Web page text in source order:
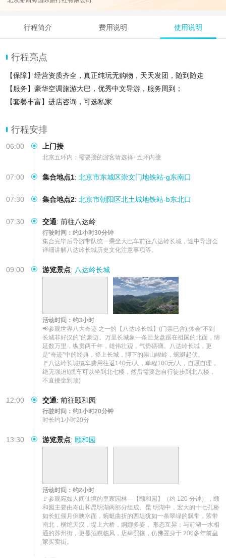
行程简介 费用说明 使用说明
行程亮点
【保障】经营资质齐全，真正纯玩无购物，天天发团，随到随走
【服务】豪华空调旅游大巴，优秀中文导游，服务周到；
【套餐丰富】进店咨询，可选私家
行程安排
06:00 上门接
北京五环内：需要接的游客请选择+五环内接
07:00 集合地点1: 北京市东城区崇文门地铁站-g东南口
07:30 集合地点2: 北京市朝阳区北土城地铁站-b东北口
07:30 交通: 前往八达岭
行驶时间：约1小时30分钟
集合完毕后导游带队统一乘坐大巴车前往八达岭长城，途中导游会
详细讲解八达岭长城历史文化注意事项等。
09:00 游览景点: 八达岭长城
活动时间：约3小时
📢参观世界八大奇迹 之一的【八达岭长城】(门票已含),体会“不到
长城非好汉的”的豪迈。万里长城象一条巨龙盘踞在祖国的北面，绵
延数万里，纵贯两千年，雄伟壮观，气势磅礴。八达岭长城，更
是“奇迹”中的经典，登上长城，脚下的崇山峻岭，蜿蜒起伏。
🚩八达岭长城缆车费用往返140元/人，单程100元/人，自愿自理，
绝无强迫!(缆车可以坐到北七楼，然后需要您自行徒步到北八楼，
不直接坐到顶)
12:00 交通: 前往颐和园
行驶时间：约1小时20分钟
时长约1小时20分
13:30 游览景点: 颐和园
活动时间：约2小时
🚩参观宛如人间仙境的皇家园林—【颐和园】（约 120 分钟），颐
和园主要由寿山和昆明湖两部分组成。昆 明湖中，宏大的十七孔桥
如长虹偃月倒映水面，蜿蜓曲折的西堤犹如一条翠绿的飘带，萦带
南北，横绝天汉，堤上六桥，婀娜多姿， 形态互异；与前湖一水相
通的苏州街，更是酒幌临风，店肆熙攘，仿佛置身于 200多年前皇
家买卖街。